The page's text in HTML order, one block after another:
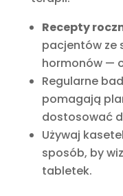
Recepty
pacjentów ze
hormonów —
Regularne
pomagają
dostosować
Używaj
sposób, by
tabletek.